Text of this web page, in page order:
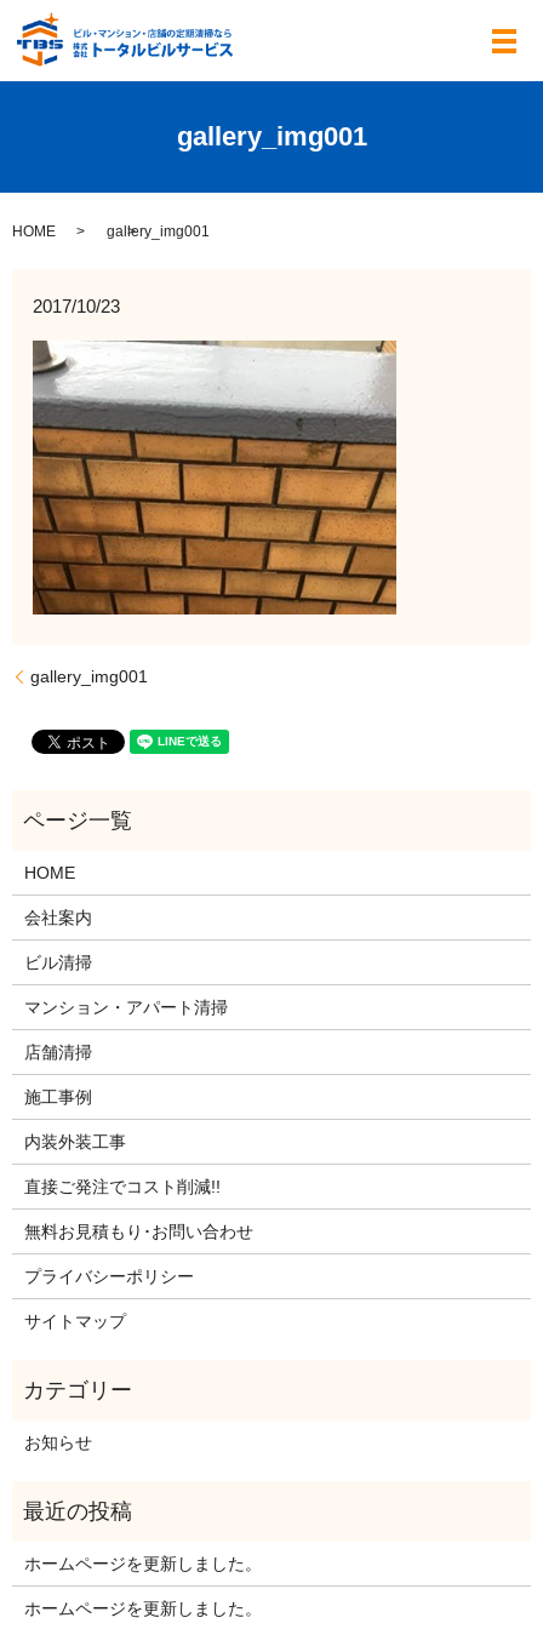
メ
gallery_img001
HOME gallery_img001
2017/10/23
gallery_img001
HOME
会社案内
ビル清掃
マンション・アパート清掃
店舗清掃
施工事例
内装外装工事
直接ご発注でコスト削減!!
無料お見積もり･お問い合わせ
プライバシーポリシー
サイトマップ
お知らせ
ホームページを更新しました。
ホームページを更新しました。